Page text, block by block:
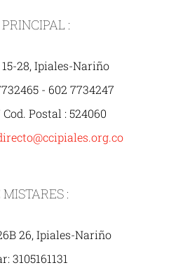
:
28, Ipiales-Nariño
- 602 7734247
Postal : 524060
MISTARES :
26, Ipiales-Nariño
3105161131